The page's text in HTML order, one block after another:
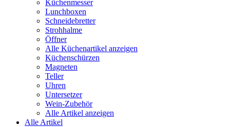
Küchenmesser
Lunchboxen
Schneidebretter
Strohhalme
Öffner
Alle Küchenartikel anzeigen
Küchenschürzen
Magneten
Teller
Uhren
Untersetzer
Wein-Zubehör
Alle Artikel anzeigen
Alle Artikel